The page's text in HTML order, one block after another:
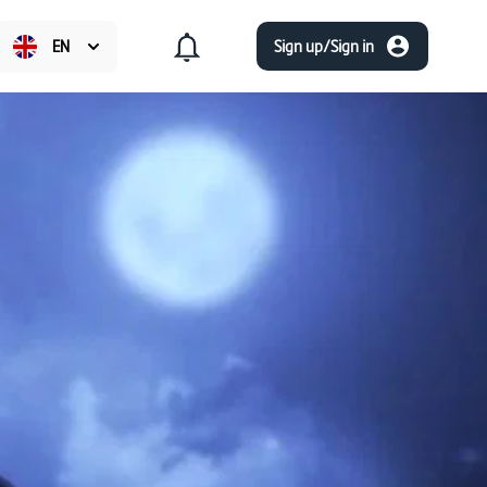
EN Sign up/Sign in